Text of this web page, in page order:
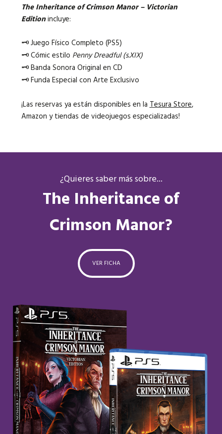
The Inheritance of Crimson Manor – Victorian
Editionincluye:
🗝️ Juego Físico Completo (PS5)
🗝️ Cómic estilo Penny Dreadful (s.XIX)
🗝️ Banda Sonora Original en CD
🗝️ Funda Especial con Arte Exclusivo
¡Las reservas ya están disponibles en laTesura Store,
Amazon y tiendas de videojuegos especializadas!
¿Quieres saber más sobre...
The Inheritance of
Crimson Manor?
VER FICHA